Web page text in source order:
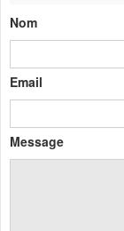
Nom
Email
Message